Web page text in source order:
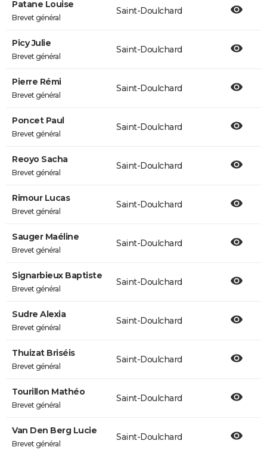
Patane Louise
Brevet général
Saint-Doulchard
Picy Julie
Brevet général
Saint-Doulchard
Pierre Rémi
Brevet général
Saint-Doulchard
Poncet Paul
Brevet général
Saint-Doulchard
Reoyo Sacha
Brevet général
Saint-Doulchard
Rimour Lucas
Brevet général
Saint-Doulchard
Sauger Maéline
Brevet général
Saint-Doulchard
Signarbieux Baptiste
Brevet général
Saint-Doulchard
Sudre Alexia
Brevet général
Saint-Doulchard
Thuizat Briséis
Brevet général
Saint-Doulchard
Tourillon Mathéo
Brevet général
Saint-Doulchard
Van Den Berg Lucie
Brevet général
Saint-Doulchard